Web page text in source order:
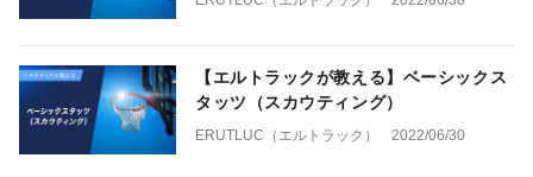
【エルトラックが教える】ベーシックス
タッツ（スカウティング）
ERUTLUC（エルトラック） 2022/06/30